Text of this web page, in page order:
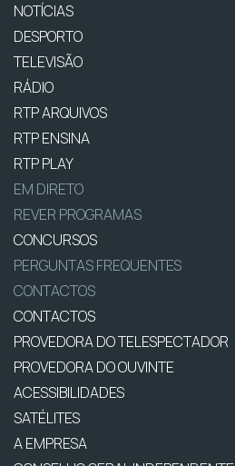
NOTÍCIAS
DESPORTO
TELEVISÃO
RÁDIO
RTP ARQUIVOS
RTP ENSINA
RTP PLAY
EM DIRETO
REVER PROGRAMAS
CONCURSOS
PERGUNTAS FREQUENTES
CONTACTOS
CONTACTOS
PROVEDORA DO TELESPECTADOR
PROVEDORA DO OUVINTE
ACESSIBILIDADES
SATÉLITES
A EMPRESA